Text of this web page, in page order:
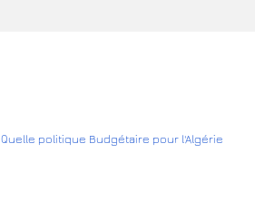
politique Budgétaire pour l'Algérie